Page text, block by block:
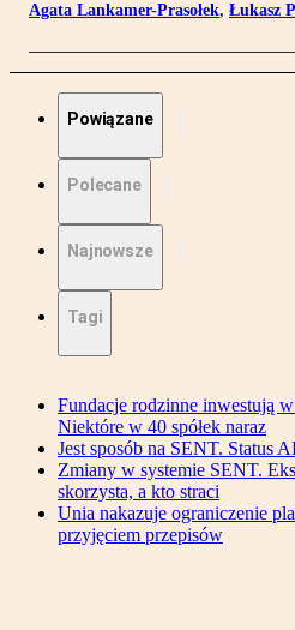
Agata Lankamer-Prasołek, Łukasz
Powiązane
Polecane
Najnowsze
Tagi
Fundacje rodzinne inwestują
Niektóre w 40 spółek naraz
Jest sposób na SENT. Status
Zmiany w systemie SENT.
skorzysta, a kto straci
Unia nakazuje ograniczenie
przyjęciem przepisów